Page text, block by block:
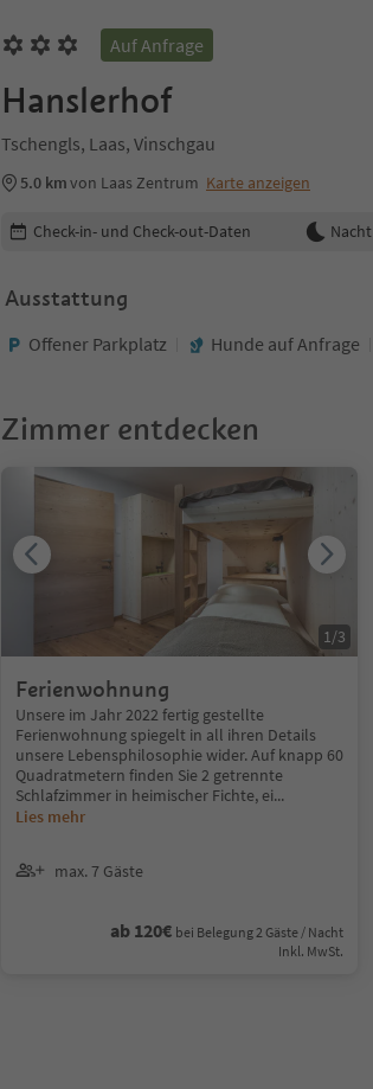
Auf Anfrage
Hanslerhof
Tschengls, Laas, Vinschgau
5.0 kmvon Laas Zentrum Karte anzeigen
Buchungsdetails bearbeiten
Check-in- und Check-out-Daten Nacht
Ausstattung
Offener Parkplatz Hunde auf Anfrage
Zimmer entdecken
Ferienwohnung
Unsere im Jahr 2022 fertig gestellte
Ferienwohnung spiegelt in all ihren Details
unsere Lebensphilosophie wider. Auf knapp 60
Quadratmetern finden Sie 2 getrennte
Schlafzimmer in heimischer Fichte, ei...
Lies mehr
max. 7 Gäste
ab 120€ bei Belegung 2 Gäste / Nacht
Inkl. MwSt.
1/3